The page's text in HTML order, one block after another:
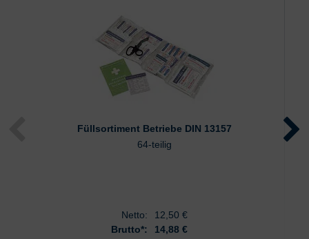
Füllsortiment Betriebe DIN 13157
64-teilig
Netto: 12,50 €
Brutto*:
14,88 €